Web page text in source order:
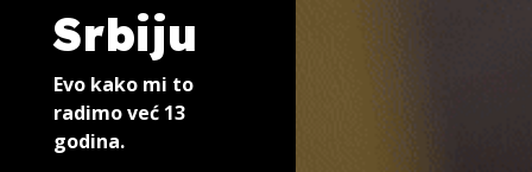
Srbiju
Evo kako mi to
radimo već 13
godina.